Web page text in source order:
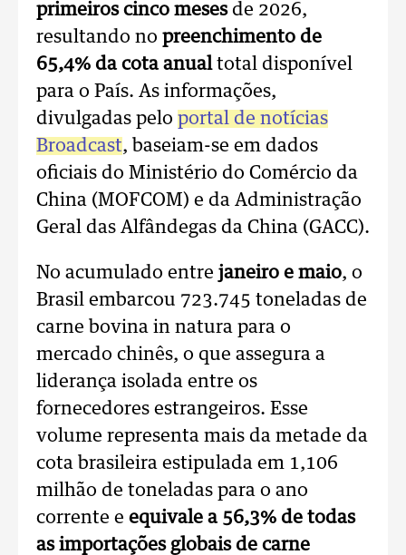
primeiros cinco mesesde 2026,
resultando no preenchimento de
65,4% da cota anualtotal disponível
para o País. As informações,
divulgadas pelo portal de notícias
Broadcast, baseiam-se em dados
oficiais do Ministério do Comércio da
China (MOFCOM) e da Administração
Geral das Alfândegas da China (GACC).
No acumulado entre janeiro e maio, o
Brasil embarcou 723.745 toneladas de
carne bovina in natura para o
mercado chinês, o que assegura a
liderança isolada entre os
fornecedores estrangeiros. Esse
volume representa mais da metade da
cota brasileira estipulada em 1,106
milhão de toneladas para o ano
corrente e equivale a 56,3% de todas
as importações globais de carne